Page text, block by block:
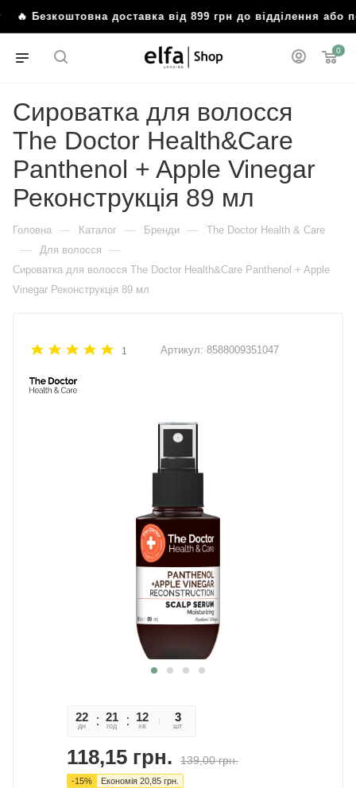
🔥 Безкоштовна доставка від 899 грн до відділення
0
Сироватка для волосся
The Doctor Health&Care
Panthenol + Apple Vinegar
Реконструкція 89 мл
Головна — Каталог — Бренди — The Doctor Health & Care
— Для волосся —
Сироватка для волосся The Doctor Health&Care Panthenol + Apple
Vinegar Реконструкція 89 мл
1 Артикул: 8588009351047
22
дн
21
год
12
хв
32
сек
3
шт
118,15 грн. 139,00грн.
-15% Економія 20,85 грн.